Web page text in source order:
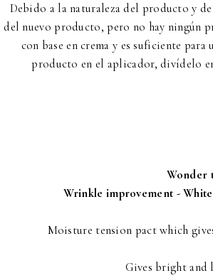
Debido a la naturaleza del producto y
del nuevo producto, pero no hay ningún
con base en crema y es suficiente
producto en el aplicador, divídelo
Wonder
Wrinkle improvement -
Moisture tension pact which
Gives bright